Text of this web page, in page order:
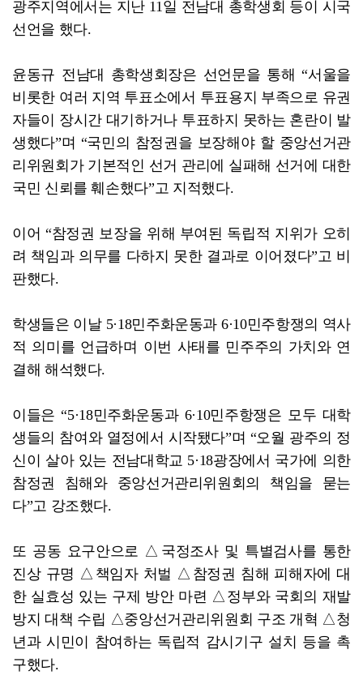
광주지역에서는 지난 11일 전남대 총학생회 등이 시국
선언을 했다.
윤동규 전남대 총학생회장은 선언문을 통해 “서울을
비롯한 여러 지역 투표소에서 투표용지 부족으로 유권
자들이 장시간 대기하거나 투표하지 못하는 혼란이 발
생했다”며 “국민의 참정권을 보장해야 할 중앙선거관
리위원회가 기본적인 선거 관리에 실패해 선거에 대한
국민 신뢰를 훼손했다”고 지적했다.
이어 “참정권 보장을 위해 부여된 독립적 지위가 오히
려 책임과 의무를 다하지 못한 결과로 이어졌다”고 비
판했다.
학생들은 이날 5·18민주화운동과 6·10민주항쟁의 역사
적 의미를 언급하며 이번 사태를 민주주의 가치와 연
결해 해석했다.
이들은 “5·18민주화운동과 6·10민주항쟁은 모두 대학
생들의 참여와 열정에서 시작됐다”며 “오월 광주의 정
신이 살아 있는 전남대학교 5·18광장에서 국가에 의한
참정권 침해와 중앙선거관리위원회의 책임을 묻는
다”고 강조했다.
또 공동 요구안으로 △국정조사 및 특별검사를 통한
진상 규명 △책임자 처벌 △참정권 침해 피해자에 대
한 실효성 있는 구제 방안 마련 △정부와 국회의 재발
방지 대책 수립 △중앙선거관리위원회 구조 개혁 △청
년과 시민이 참여하는 독립적 감시기구 설치 등을 촉
구했다.